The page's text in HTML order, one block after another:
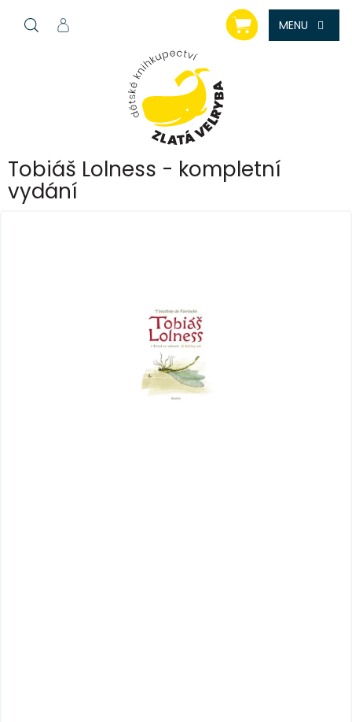
NÁKUPNÍ
KOŠÍK
Tobiáš Lolness - kompletní
vydání